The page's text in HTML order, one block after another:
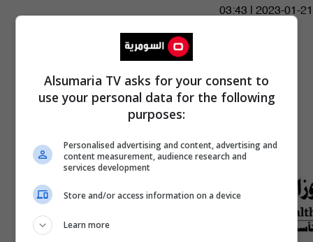
03:43 | 2023-01-21
Alsumaria TV asks for your consent to
use your personal data for the following
purposes:
Personalised advertising and content, advertising and
content measurement, audience research and
services development
Store and/or access information on a device
Learn more